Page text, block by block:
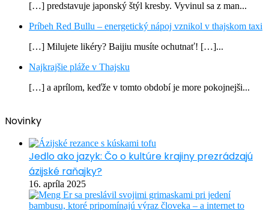
[…] predstavuje japonský štýl kresby. Vyvinul sa z man...
Príbeh Red Bullu – energetický nápoj vznikol v thajskom taxi
[…] Milujete likéry? Baijiu musíte ochutnať! […]...
Najkrajšie pláže v Thajsku
[…] a aprílom, keďže v tomto období je more pokojnejši...
Novinky
Jedlo ako jazyk: Čo o kultúre krajiny prezrádzajú
ázijské raňajky?
16. apríla 2025